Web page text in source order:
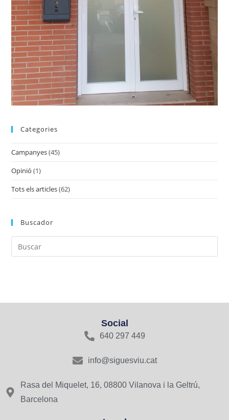
Categories
Campanyes(45)
Opinió (1)
Tots els articles(62)
Buscador
Social
640 297 449
info@siguesviu.cat
Rasa del Miquelet, 16, 08800 Vilanova i la Geltrú,
Barcelona